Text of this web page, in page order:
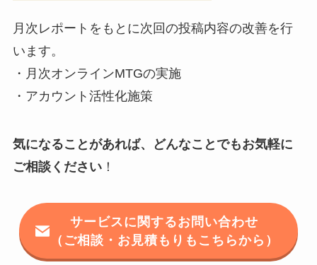
月次レポートをもとに次回の投稿内容の改善を行
います。
・月次オンラインMTGの実施
・アカウント活性化施策
気になることがあれば、どんなことでもお気軽に
ご相談ください！
サービスに関するお問い合わせ
（ご相談・お見積もりもこちらから）